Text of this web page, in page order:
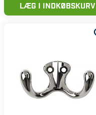
LÆG I INDKØBSKURV